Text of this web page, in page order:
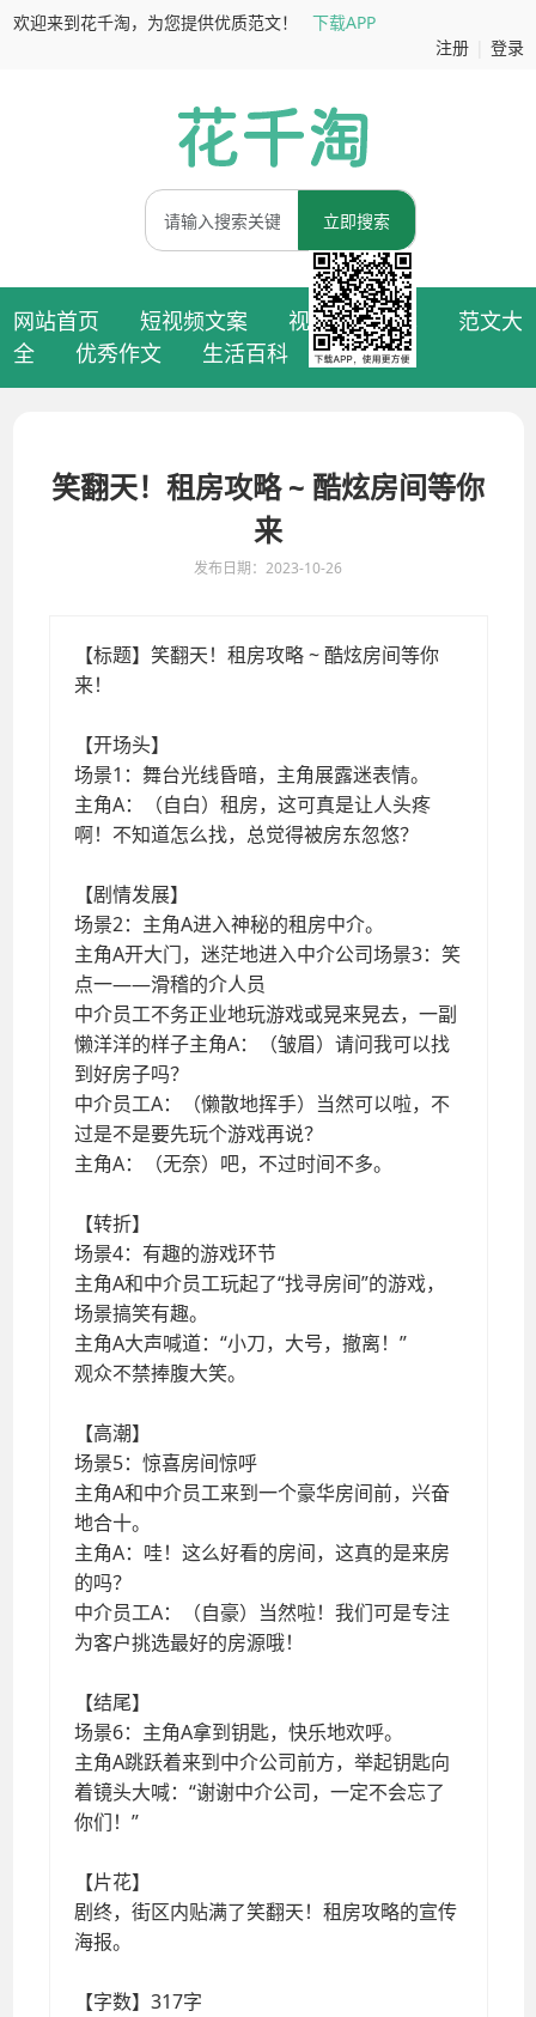
欢迎来到花千淘，为您提供优质范文！
下载APP
注册
登录
立即搜索
网站首页 短视频文案 视频拍摄脚本
范文大
全
优秀作文 生活百科
笑翻天！租房攻略 ~ 酷炫房间等你
来
发布日期：2023-10-26